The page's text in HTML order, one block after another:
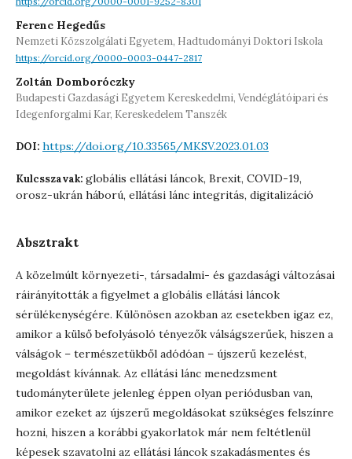
Ferenc Hegedűs
Nemzeti Közszolgálati Egyetem, Hadtudományi Doktori Iskola
https://orcid.org/0000-0003-0447-2817
Zoltán Domboróczky
Budapesti Gazdasági Egyetem Kereskedelmi, Vendéglátóipari és
Idegenforgalmi Kar, Kereskedelem Tanszék
DOI: https://doi.org/10.33565/MKSV.2023.01.03
Kulcsszavak: globális ellátási láncok, Brexit, COVID-19,
orosz-ukrán háború, ellátási lánc integritás, digitalizáció
Absztrakt
A közelmúlt környezeti-, társadalmi- és gazdasági változásai
ráirányították a figyelmet a globális ellátási láncok
sérülékenységére. Különösen azokban az esetekben igaz ez,
amikor a külső befolyásoló tényezők válságszerűek, hiszen a
válságok – természetükből adódóan – újszerű kezelést,
megoldást kívánnak. Az ellátási lánc menedzsment
tudományterülete jelenleg éppen olyan periódusban van,
amikor ezeket az újszerű megoldásokat szükséges felszínre
hozni, hiszen a korábbi gyakorlatok már nem feltétlenül
képesek szavatolni az ellátási láncok szakadásmentes és